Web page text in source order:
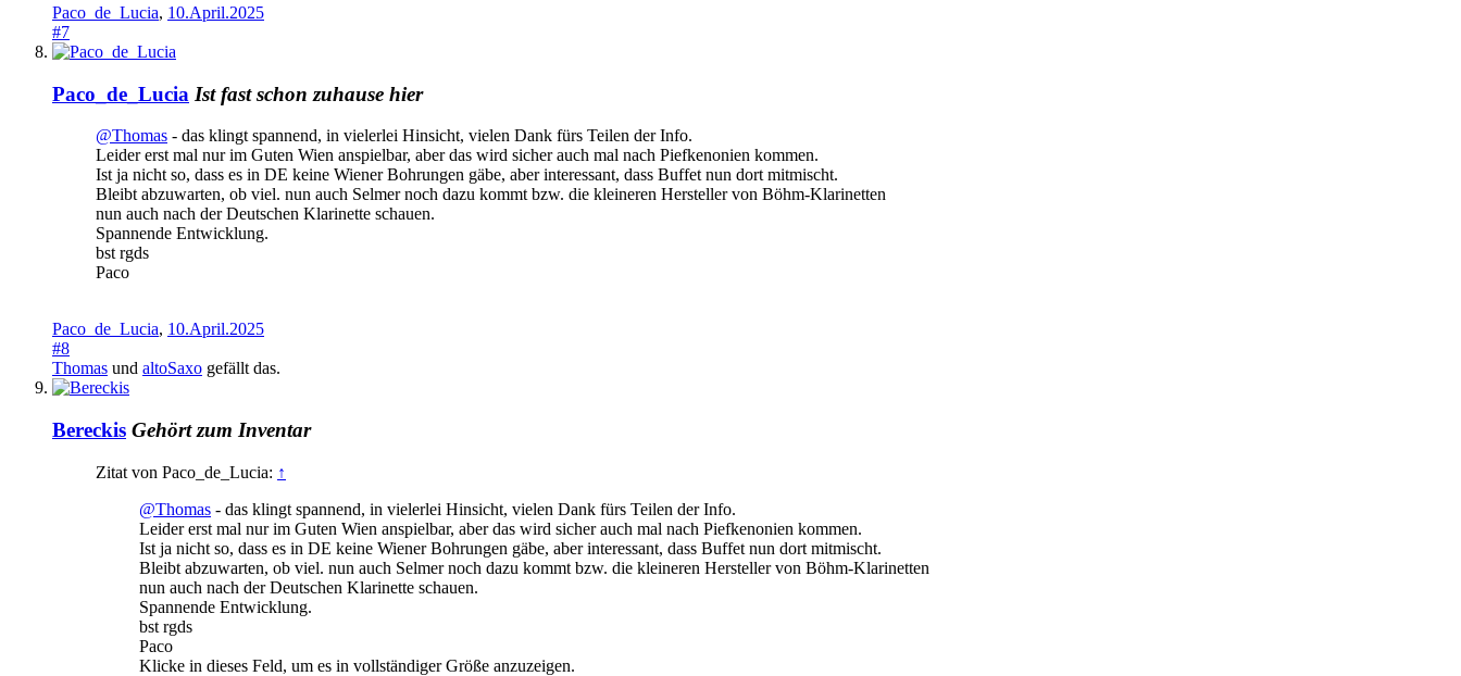
Paco_de_Lucia, 10.April.2025
#7
Paco_de_Lucia Ist fast schon zuhause hier
@Thomas - das klingt spannend, in vielerlei Hinsicht, vielen Dank fürs Teilen der Info.
Leider erst mal nur im Guten Wien anspielbar, aber das wird sicher auch mal nach Piefkenonien kommen.
Ist ja nicht so, dass es in DE keine Wiener Bohrungen gäbe, aber interessant, dass Buffet nun dort mitmischt.
Bleibt abzuwarten, ob viel. nun auch Selmer noch dazu kommt bzw. die kleineren Hersteller von Böhm-Klarinetten
nun auch nach der Deutschen Klarinette schauen.
Spannende Entwicklung.
bst rgds
Paco
Paco_de_Lucia, 10.April.2025
#8
Thomas und altoSaxo gefällt das.
Bereckis Gehört zum Inventar
Zitat von Paco_de_Lucia: ↑
@Thomas - das klingt spannend, in vielerlei Hinsicht, vielen Dank fürs Teilen der Info.
Leider erst mal nur im Guten Wien anspielbar, aber das wird sicher auch mal nach Piefkenonien kommen.
Ist ja nicht so, dass es in DE keine Wiener Bohrungen gäbe, aber interessant, dass Buffet nun dort mitmischt.
Bleibt abzuwarten, ob viel. nun auch Selmer noch dazu kommt bzw. die kleineren Hersteller von Böhm-Klarinetten
nun auch nach der Deutschen Klarinette schauen.
Spannende Entwicklung.
bst rgds
Paco
Klicke in dieses Feld, um es in vollständiger Größe anzuzeigen.